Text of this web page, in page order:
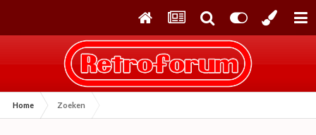
Home Zoeken